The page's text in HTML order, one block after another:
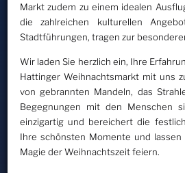
Markt zudem zu einem idealen
die zahlreichen kulturellen
Stadtführungen, tragen zur
Wir laden Sie herzlich ein, Ihre
Hattinger Weihnachtsmarkt mit uns
von gebrannten Mandeln, das
Begegnungen mit den Menschen
einzigartig und bereichert die
Ihre schönsten Momente und lassen
Magie der Weihnachtszeit feiern.